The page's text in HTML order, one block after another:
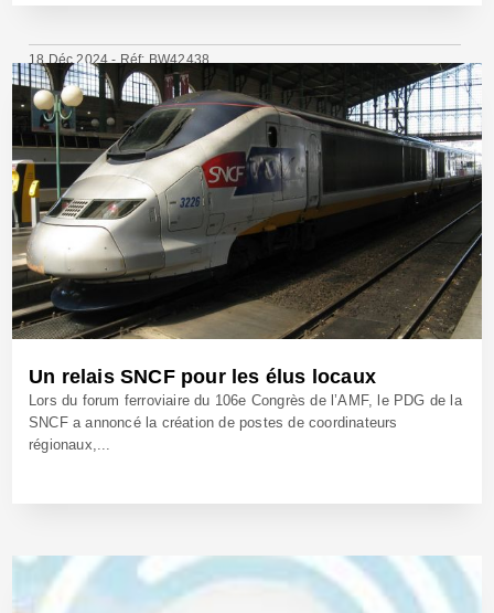
18 Déc 2024 - Réf: BW42438
Un relais SNCF pour les élus locaux
Lors du forum ferroviaire du 106e Congrès de l’AMF, le PDG de la
SNCF a annoncé la création de postes de coordinateurs
régionaux,...
17 Déc 2024 - Réf: CW42437